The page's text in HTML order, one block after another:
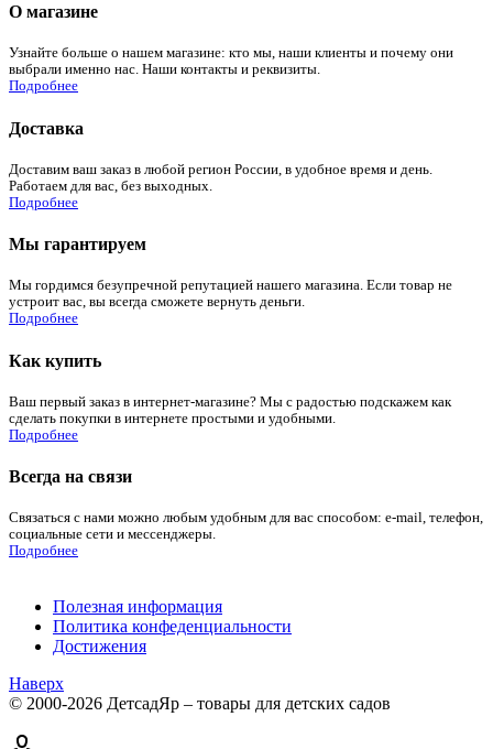
О магазине
Узнайте больше о нашем магазине: кто мы, наши клиенты и почему они
выбрали именно нас. Наши контакты и реквизиты.
Подробнее
Доставка
Доставим ваш заказ в любой регион России, в удобное время и день.
Работаем для вас, без выходных.
Подробнее
Мы гарантируем
Мы гордимся безупречной репутацией нашего магазина. Если товар не
устроит вас, вы всегда сможете вернуть деньги.
Подробнее
Как купить
Ваш первый заказ в интернет-магазине? Мы с радостью подскажем как
сделать покупки в интернете простыми и удобными.
Подробнее
Всегда на связи
Связаться с нами можно любым удобным для вас способом: e-mail, телефон,
социальные сети и мессенджеры.
Подробнее
Полезная информация
Политика конфеденциальности
Достижения
Наверх
© 2000-2026 ДетсадЯр – товары для детских садов